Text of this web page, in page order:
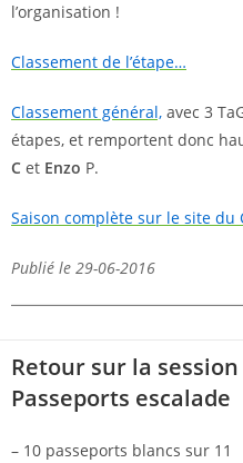
l’organisation !
Classement de l’étape…
Classement général, avec 3
étapes, et remportent donc
C et Enzo P.
Saison complète sur le site du
Publié le 29-06-2016
Retour sur la session
Passeports escalade
– 10 passeports blancs sur 11